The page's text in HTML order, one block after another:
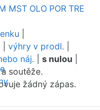
MST OLO POR TRE
výhry v prodl.
náj. s nulou
soutěže.
žádný zápas.